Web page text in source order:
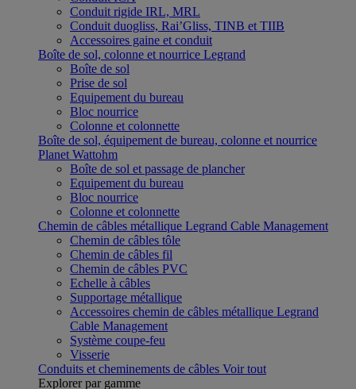
Conduit rigide IRL, MRL
Conduit duogliss, Rai’Gliss, TINB et TIIB
Accessoires gaine et conduit
Boîte de sol, colonne et nourrice Legrand
Boîte de sol
Prise de sol
Equipement du bureau
Bloc nourrice
Colonne et colonnette
Boîte de sol, équipement de bureau, colonne et nourrice
Planet Wattohm
Boîte de sol et passage de plancher
Equipement du bureau
Bloc nourrice
Colonne et colonnette
Chemin de câbles métallique Legrand Cable Management
Chemin de câbles tôle
Chemin de câbles fil
Chemin de câbles PVC
Echelle à câbles
Supportage métallique
Accessoires chemin de câbles métallique Legrand
Cable Management
Système coupe-feu
Visserie
Conduits et cheminements de câbles Voir tout
Explorer par gamme